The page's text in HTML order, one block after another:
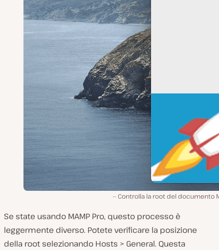
Controlla la root del documento
Se state usando MAMP Pro, questo processo è
leggermente diverso. Potete verificare la posizione
della root selezionando Hosts > General. Questa